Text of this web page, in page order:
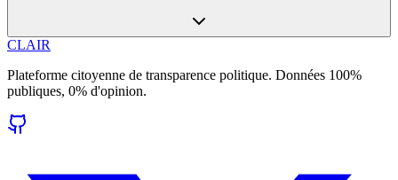
CLAIR
Plateforme citoyenne de transparence politique. Données 100%
publiques, 0% d'opinion.